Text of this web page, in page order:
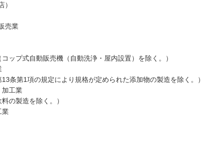
売業
ップ式自動販売機（自動洗浄・屋内設置）を除く。）
条第1項の規定により規格が定められた添加物の製造を除く。）
加工業
の製造を除く。）
業